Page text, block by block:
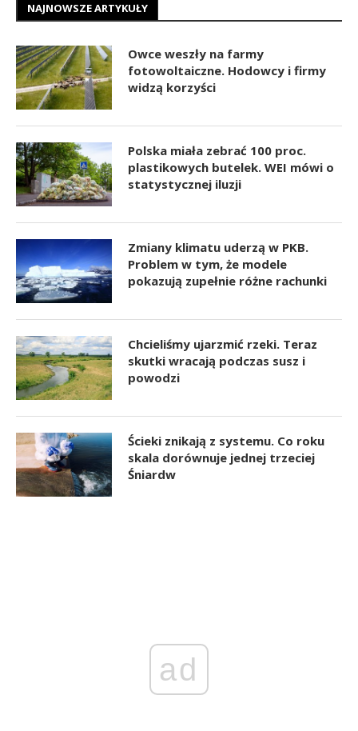
NAJNOWSZE ARTYKUŁY
Owce weszły na farmy
fotowoltaiczne. Hodowcy i firmy
widzą korzyści
Polska miała zebrać 100 proc.
plastikowych butelek. WEI mówi o
statystycznej iluzji
Zmiany klimatu uderzą w PKB.
Problem w tym, że modele
pokazują zupełnie różne rachunki
Chcieliśmy ujarzmić rzeki. Teraz
skutki wracają podczas susz i
powodzi
Ścieki znikają z systemu. Co roku
skala dorównuje jednej trzeciej
Śniardw
ad